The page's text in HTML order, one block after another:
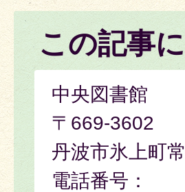
この記事
中央図書館
〒669-3602
丹波市氷上町
電話番号：